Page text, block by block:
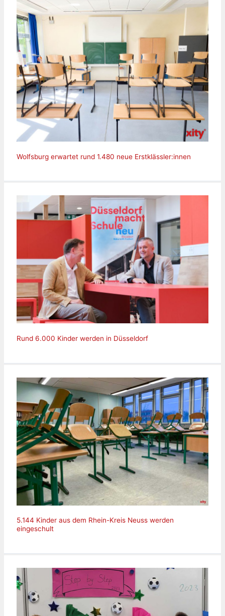
Wolfsburg erwartet rund 1.480 neue Erstklässler:innen
Rund 6.000 Kinder werden in Düsseldorf
5.144 Kinder aus dem Rhein-Kreis Neuss werden
eingeschult